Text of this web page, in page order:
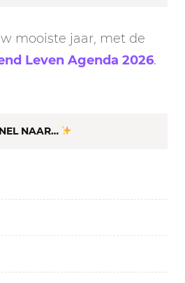
mooiste jaar, met de
Leven Agenda 2026.
NAAR…